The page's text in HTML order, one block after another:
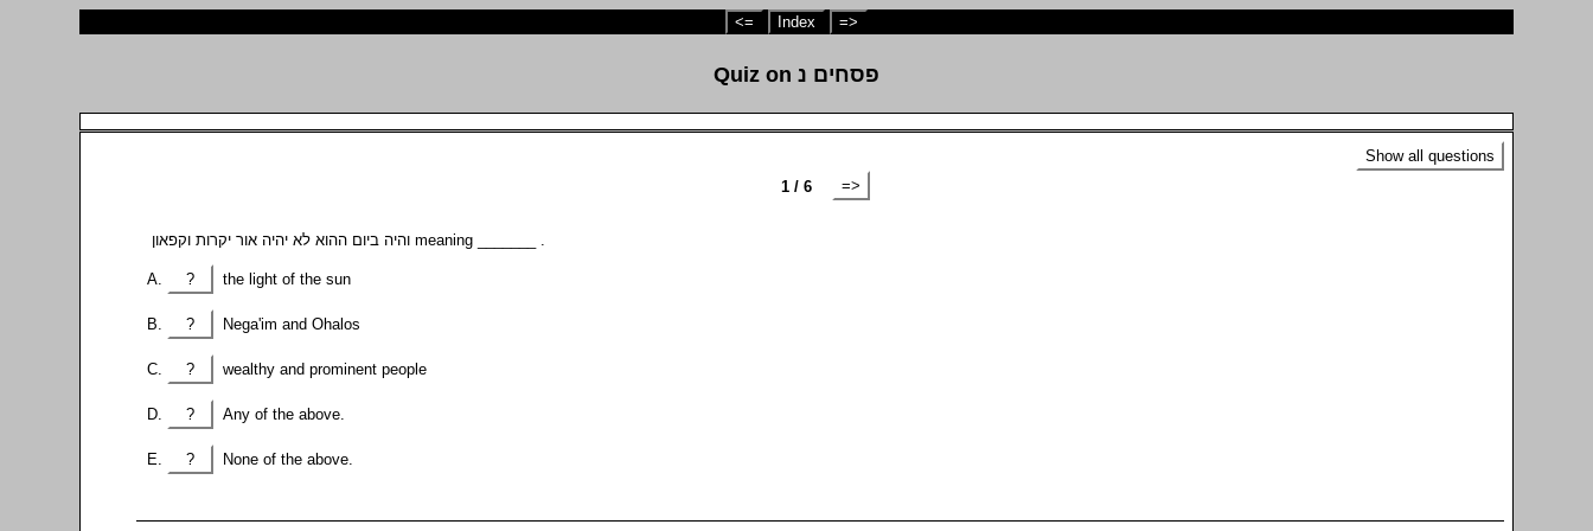
<= Index =>
Quiz on פסחים נ
Show all questions
1 / 6
=>
והיה ביום ההוא לא יהיה אור יקרות וקפאון meaning _______ .
? the light of the sun
? Nega'im and Ohalos
? wealthy and prominent people
? Any of the above.
? None of the above.